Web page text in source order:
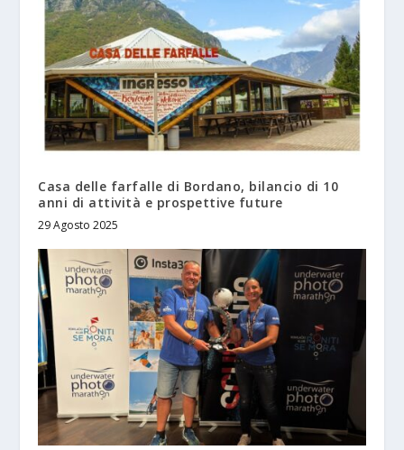
Casa delle farfalle di Bordano, bilancio di 10
anni di attività e prospettive future
29 Agosto 2025